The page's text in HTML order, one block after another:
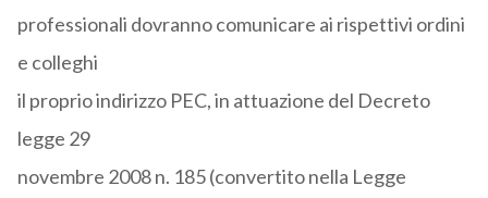
professionali dovranno comunicare ai rispettivi ordini
e colleghi
il proprio indirizzo PEC, in attuazione del Decreto
legge 29
novembre 2008 n. 185 (convertito nella Legge